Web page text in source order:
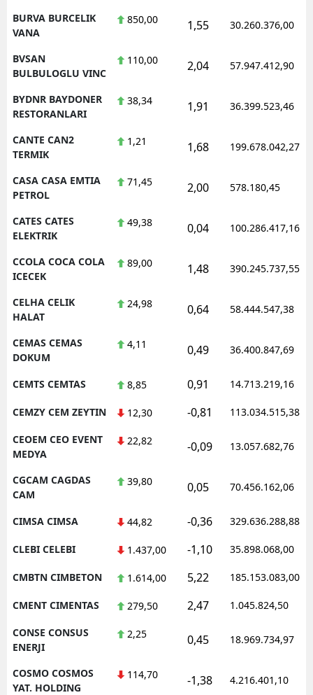
BURVA BURCELIK
VANA
850,00 1,55 30.260.376,00
BVSAN
BULBULOGLU VINC
110,00 2,04 57.947.412,90
BYDNR BAYDONER
RESTORANLARI
38,34 1,91 36.399.523,46
CANTE CAN2
TERMIK
1,21 1,68 199.678.042,27
CASA CASA EMTIA
PETROL
71,45 2,00 578.180,45
CATES CATES
ELEKTRIK
49,38 0,04 100.286.417,16
CCOLA COCA COLA
ICECEK
89,00 1,48 390.245.737,55
CELHA CELIK
HALAT
24,98 0,64 58.444.547,38
CEMAS CEMAS
DOKUM
4,11 0,49 36.400.847,69
CEMTS CEMTAS 8,85 0,91 14.713.219,16
CEMZY CEM ZEYTIN 12,30 -0,81 113.034.515,38
CEOEM CEO EVENT
MEDYA
22,82 -0,09 13.057.682,76
CGCAM CAGDAS
CAM
39,80 0,05 70.456.162,06
CIMSA CIMSA 44,82 -0,36 329.636.288,88
CLEBI CELEBI 1.437,00 -1,10 35.898.068,00
CMBTN CIMBETON 1.614,00 5,22 185.153.083,00
CMENT CIMENTAS 279,50 2,47 1.045.824,50
CONSE CONSUS
ENERJI
2,25 0,45 18.969.734,97
COSMO COSMOS
YAT. HOLDING
114,70 -1,38 4.216.401,10